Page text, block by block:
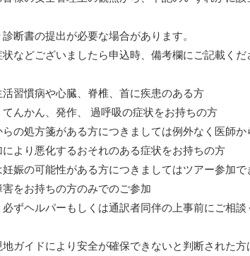
断書の提出が必要な場合があります。
などございましたら申込時、備考欄にご記載くだ
活習慣病や心臓、脊椎、首に疾患のある方
てんかん、発作、 過呼吸の症状をお持ちの方
らの処方箋がある方につきましては例外なく医師
により悪化するおそれのある症状をお持ちの方
妊娠の可能性がある方につきましてはツアー参加で
害をお持ちの方のみでのご参加
ずヘルパーもしくは通訳者同伴の上事前にご相談
ガイドにより安全が確保できないと判断された